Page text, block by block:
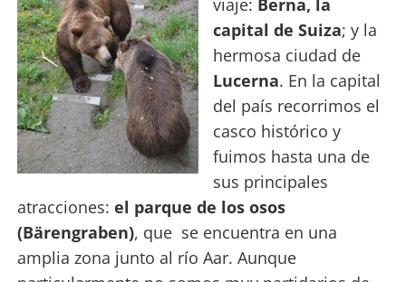
capital de Suiza; y la
hermosa ciudad de
Lucerna. En la capital
del país recorrimos el
casco histórico y
fuimos hasta una de
sus principales
atracciones: el parque de los osos
(Bärengraben), que se encuentra en una
amplia zona junto al río Aar. Aunque